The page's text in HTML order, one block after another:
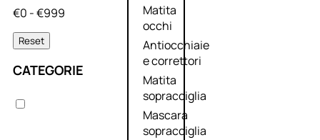
Matita
occhi
Antiocchiaie
e correttori
Matita
sopracciglia
Mascara
sopracciglia
€0 - €999
Reset
CATEGORIE